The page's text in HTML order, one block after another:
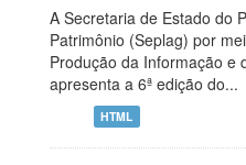
A Secretaria de Estado do
Patrimônio (Seplag) por
Produção da Informação e
apresenta a 6ª edição do...
HTML